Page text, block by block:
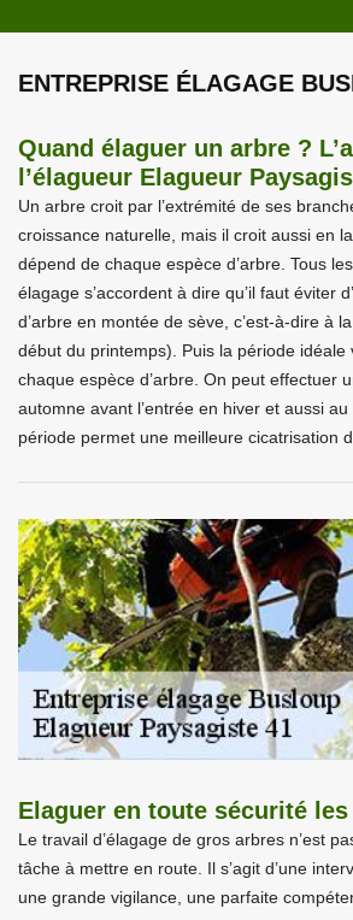
ENTREPRISE ÉLAGAGE
Quand élaguer un arbre ?
l’élagueur Elagueur
Un arbre croit par l’extrémité de ses
croissance naturelle, mais il croit aussi en
dépend de chaque espèce d’arbre. Tous
élagage s’accordent à dire qu’il faut éviter
d’arbre en montée de sève, c’est-à-dire à
début du printemps). Puis la période idéale
chaque espèce d’arbre. On peut effectuer
automne avant l’entrée en hiver et aussi
période permet une meilleure cicatrisation
Elaguer en toute sécurité
Le travail d’élagage de gros arbres n’est
tâche à mettre en route. Il s’agit d’une
une grande vigilance, une parfaite